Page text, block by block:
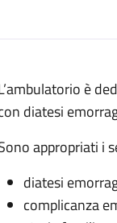
emorragiche
è
diatesi
appropriati i
diatesi
complicanza